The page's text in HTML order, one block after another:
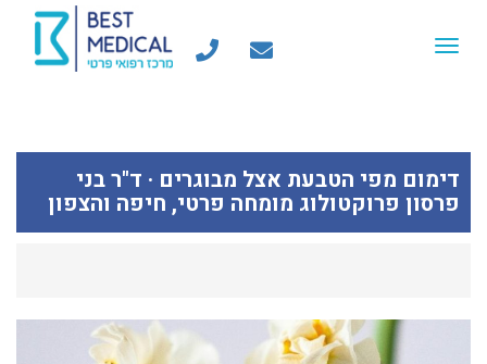
Toggle
דימום מפי הטבעת אצל מבוגרים · ד"ר בני
פרסון פרוקטולוג מומחה פרטי, חיפה והצפון